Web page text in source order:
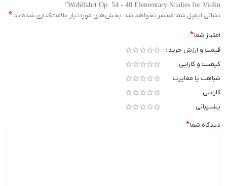
Wohlfahrt Op. 54 - 40 Elementary Studies for Violin”
نشانی ایمیل شما منتشر نخواهد شد. بخش‌های موردنیاز علامت‌گذاری شده‌اند *
امتیاز شما*
قیمت و ارزش خرید
کیفیت و کارایی
شباهت یا مغایرت
گارانتی
پشتیبانی
دیدگاه شما*